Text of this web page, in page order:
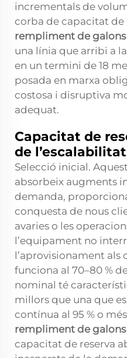
incrementals de
corba de capacitat de
rempliment de galons
una línia que arribi a
en un termini de 18
posada en marxa
costosa i disruptiva
adequat.
Capacitat de
de l’escalabilitat
Selecció inicial.
absorbeix augments
demanda,
conquesta de nous
avaries o les
l’equipament no
l’aprovisionament als
funciona al 70–80 %
nominal té
millors que una que
contínua al 95 % o
rempliment de galons
capacitat de reserva